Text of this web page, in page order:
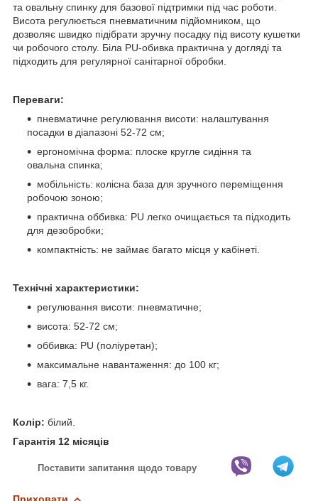
та овальну спинку для базової підтримки під час роботи.
Висота регулюється пневматичним підйомником, що
дозволяє швидко підібрати зручну посадку під висоту кушетки
чи робочого столу. Біла PU-обивка практична у догляді та
підходить для регулярної санітарної обробки.
Переваги:
пневматичне регулювання висоти: налаштування
посадки в діапазоні 52-72 см;
ергономічна форма: плоске кругле сидіння та
овальна спинка;
мобільність: колісна база для зручного переміщення
робочою зоною;
практична оббивка: PU легко очищається та підходить
для дезобробки;
компактність: не займає багато місця у кабінеті.
Технічні характеристики:
регулювання висоти: пневматичне;
висота: 52-72 см;
оббивка: PU (поліуретан);
максимальне навантаження: до 100 кг;
вага: 7,5 кг.
Колір: білий.
Гарантія 12 місяців
Поставити запитання щодо товару
Приховати